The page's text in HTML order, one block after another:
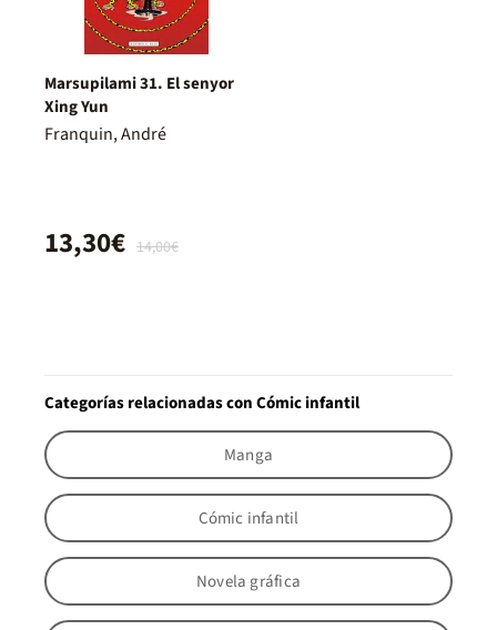
Marsupilami 31. El senyor
Xing Yun
Franquin, André
14,00€
13,30€
Categorías relacionadas con Cómic infantil
Manga
Cómic infantil
Novela gráfica